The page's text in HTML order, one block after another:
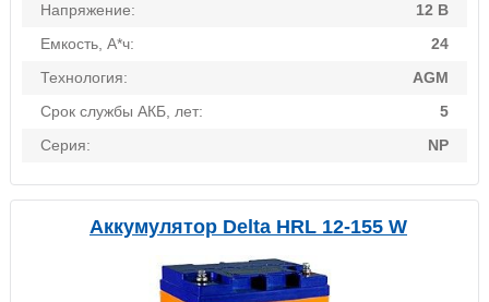
Напряжение:
12 В
Емкость, А*ч:
24
Технология:
AGM
Срок службы АКБ, лет:
5
Серия:
NP
Аккумулятор Delta HRL 12-155 W